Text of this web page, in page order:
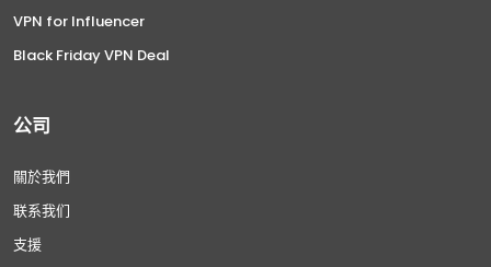
VPN for Influencer
Black Friday VPN Deal
公司
關於我們
联系我们
支援